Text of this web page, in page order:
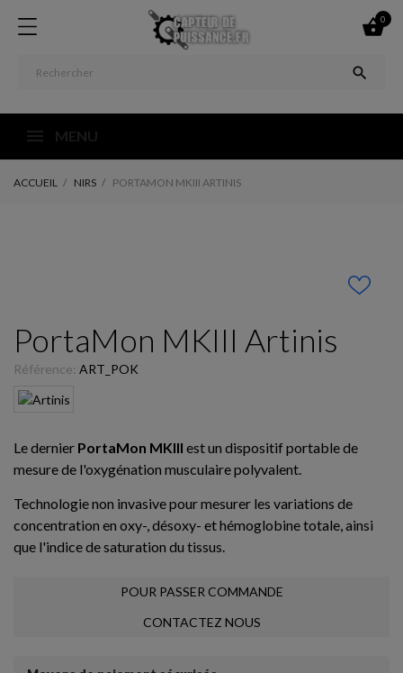

0

MENU
ACCUEIL NIRS PORTAMON MKIII ARTINIS
PortaMon MKIII Artinis
Référence: ART_POK
Le dernier PortaMon MKIII est un dispositif portable de
mesure de l'oxygénation musculaire polyvalent.
Technologie non invasive pour mesurer les variations de
concentration en oxy-, désoxy- et hémoglobine totale, ainsi
que l'indice de saturation du tissus.
POUR PASSER COMMANDE
CONTACTEZ NOUS